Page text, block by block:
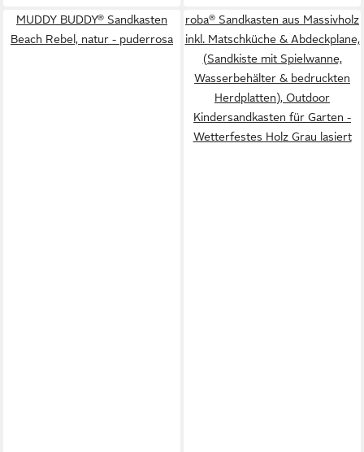
MUDDY BUDDY® Sandkasten
Beach Rebel, natur - puderrosa
roba® Sandkasten aus Massivholz
inkl. Matschküche & Abdeckplane,
(Sandkiste mit Spielwanne,
Wasserbehälter & bedruckten
Herdplatten), Outdoor
Kindersandkasten für Garten -
Wetterfestes Holz Grau lasiert